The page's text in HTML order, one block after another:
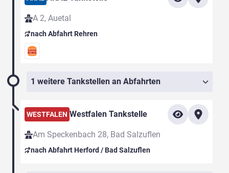
A 2, Auetal
nach Abfahrt Rehren
1 weitere Tankstellen an Abfahrten
WESTFALEN Westfalen Tankstelle
Am Speckenbach 28, Bad Salzuflen
nach Abfahrt Herford / Bad Salzuflen